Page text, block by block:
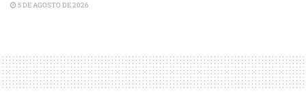
5 DE AGOSTO DE 2026